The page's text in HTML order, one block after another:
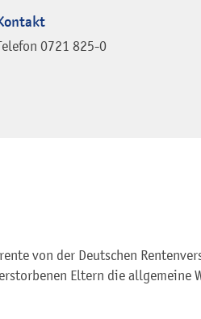
0721 825-0
von der Deutschen
Eltern die allgemeine